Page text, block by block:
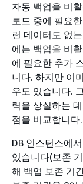
자동 백업을 비
로드 중에 필요
런 데이터도 없
에는 백업을 비
에 필요한 추가
니다. 하지만 이
우도 있습니다.
력을 상실하는
점을 비교합니다.
DB 인스턴스에
있습니다(보존
해 백업 보존 기